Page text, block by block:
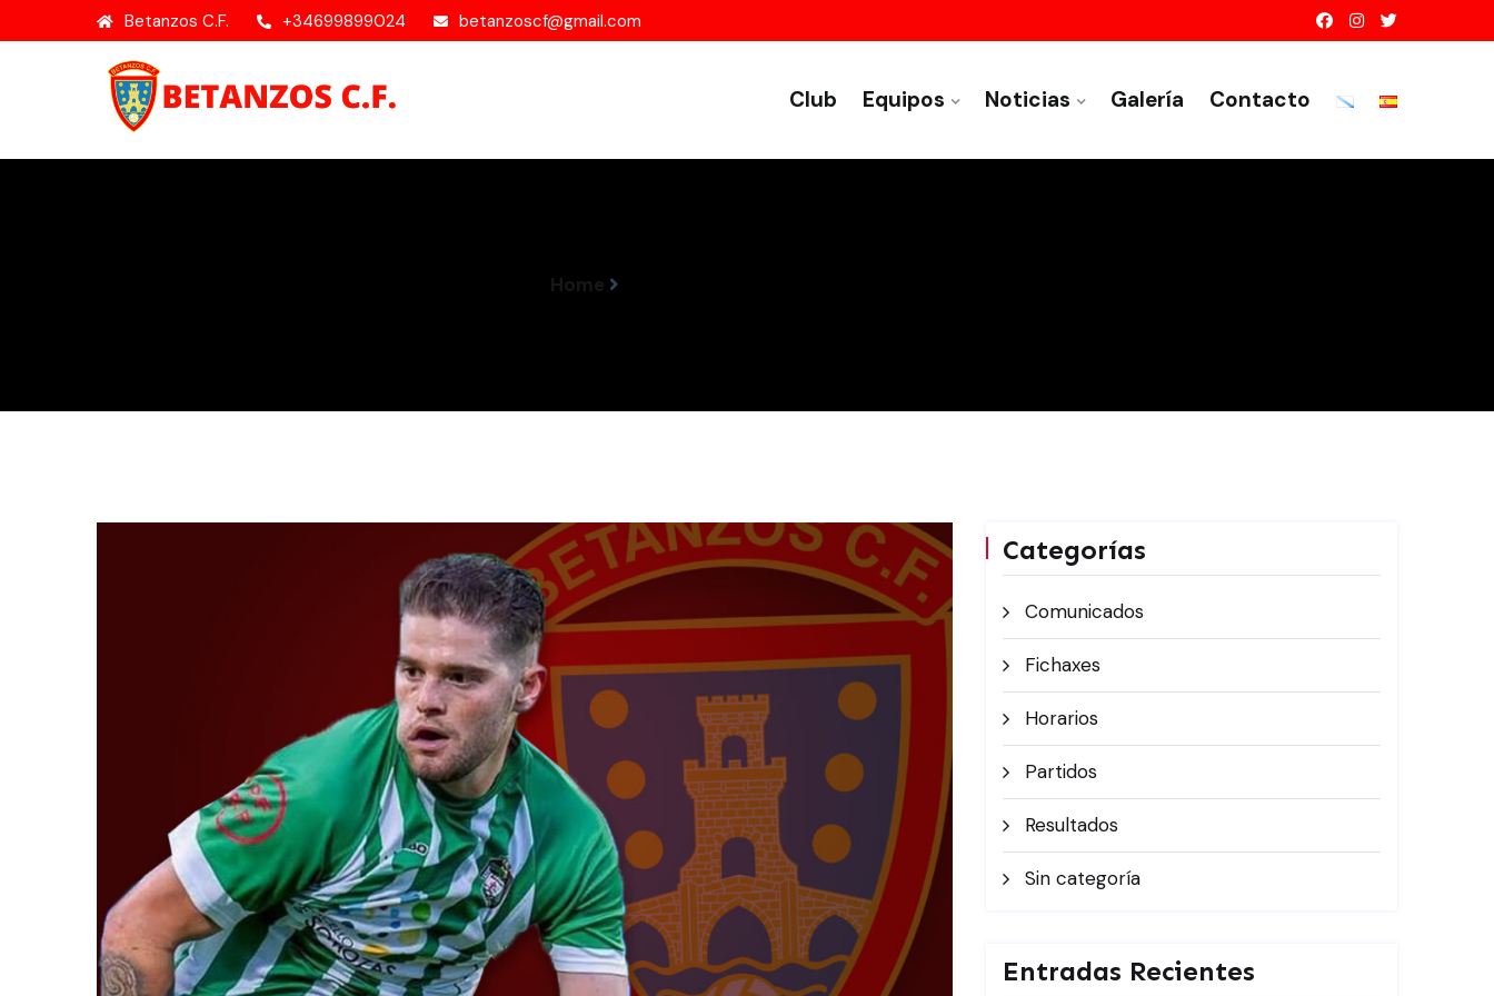
Betanzos C.F. +34699899024 betanzoscf@gmail.com
Club Equipos Noticias Galería Contacto
Home
Categorías
Comunicados
Fichaxes
Horarios
Partidos
Resultados
Sin categoría
Entradas Recientes